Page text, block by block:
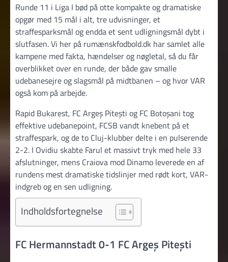
Runde 11 i Liga I bød på otte kompakte og dramatiske
opgør med 15 mål i alt, tre udvisninger, et
straffesparksmål og endda et sent udligningsmål dybt i
slutfasen. Vi her på rumænskfodbold.dk har samlet alle
kampene med fakta, hændelser og nøgletal, så du får
overblikket over en runde, der både gav smalle
udebanesejre og slagsmål på midtbanen – og hvor VAR
også kom på arbejde.
Rapid Bukarest, FC Argeș Pitești og FC Botoșani tog
effektive udebanepoint, FCSB vandt knebent på et
straffespark, og de to Cluj-klubber delte i en pulserende
2-2. I Ovidiu skabte Farul et massivt tryk med hele 33
afslutninger, mens Craiova mod Dinamo leverede en af
rundens mest dramatiske tidslinjer med rødt kort, VAR-
indgreb og en sen udligning.
Indholdsfortegnelse
FC Hermannstadt 0-1 FC Argeș Pitești